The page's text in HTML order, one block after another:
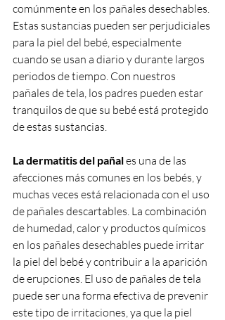
comúnmente en los pañales desechables.
Estas sustancias pueden ser perjudiciales
para la piel del bebé, especialmente
cuando se usan a diario y durante largos
periodos de tiempo. Con nuestros
pañales de tela, los padres pueden estar
tranquilos de que su bebé está protegido
de estas sustancias.
Ladermatitis del pañal es una de las
afecciones más comunes en los bebés, y
muchas veces está relacionada con el uso
de pañales descartables. La combinación
de humedad, calor y productos químicos
en los pañales desechables puede irritar
la piel del bebé y contribuir a la aparición
de erupciones. El uso de pañales de tela
puede ser una forma efectiva de prevenir
este tipo de irritaciones, ya que la piel